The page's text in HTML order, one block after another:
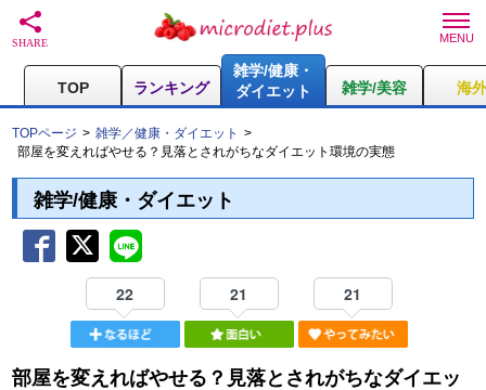
TOP ランキング
雑学/健康・
ダイエット
雑学/美容 海
TOPページ
雑学／健康・ダイエット
部屋を変えればやせる？見落とされがちなダイエット環境の実態
雑学/健康・ダイエット
22 21 21
部屋を変えればやせる？見落とされがちなダイエッ